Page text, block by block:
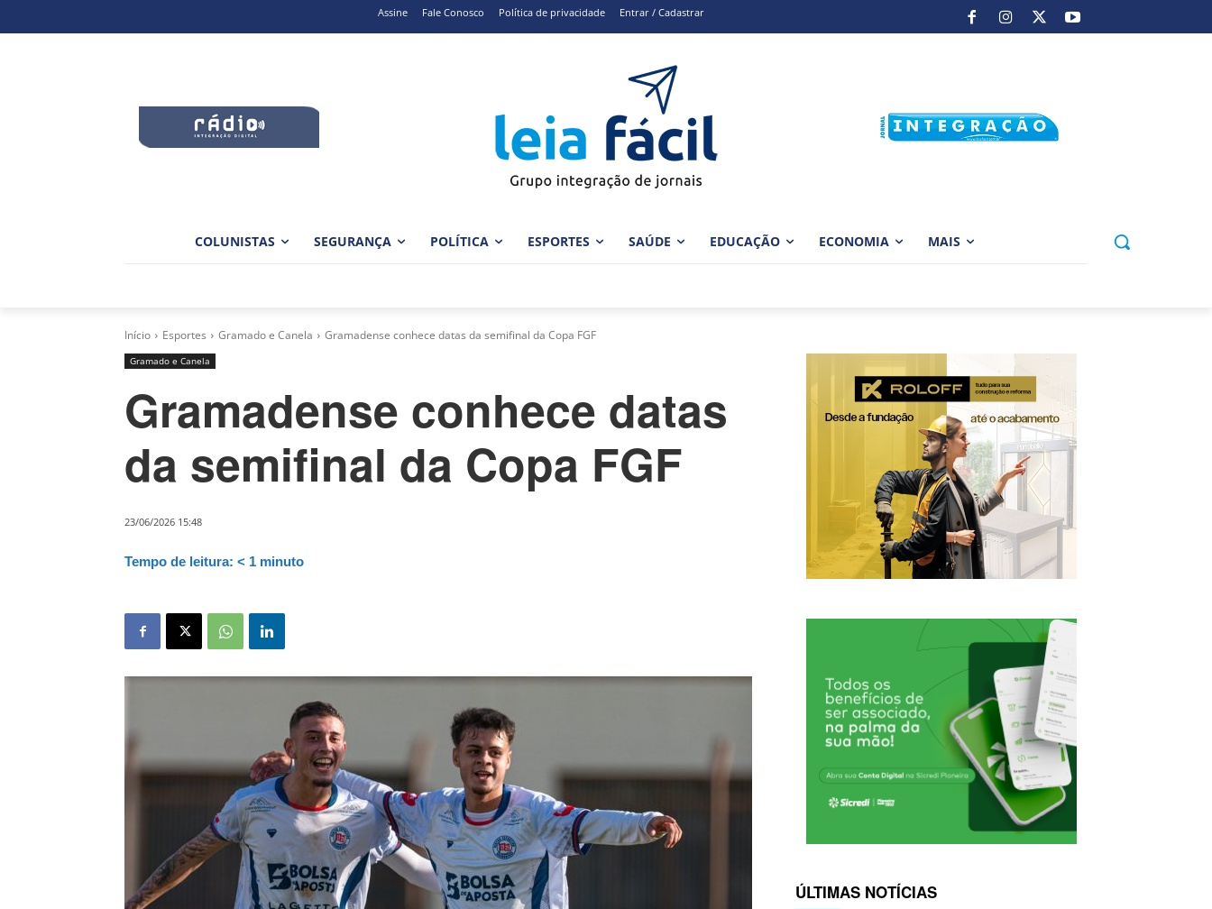
Assine Fale Conosco Política de privacidade Entrar / Cadastrar
COLUNISTAS SEGURANÇA POLÍTICA ESPORTES SAÚDE EDUCAÇÃO ECONOMIA MAIS
Início Esportes Gramado e Canela Gramadense conhece datas da semifinal da Copa FGF
Gramado e Canela
Gramadense conhece datas
da semifinal da Copa FGF
23/06/2026 15:48
Tempo de leitura: < 1 minuto
ÚLTIMAS NOTÍCIAS